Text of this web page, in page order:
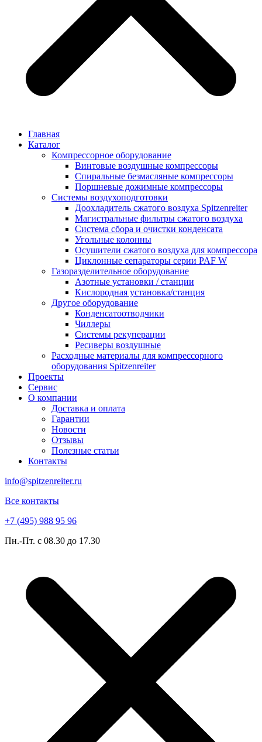
Главная
Каталог
Компрессорное оборудование
Винтовые воздушные компрессоры
Спиральные безмасляные компрессоры
Поршневые дожимные компрессоры
Системы воздухоподготовки
Доохладитель сжатого воздуха Spitzenreiter
Магистральные фильтры сжатого воздуха
Система сбора и очистки конденсата
Угольные колонны
Осушители сжатого воздуха для компрессора
Циклонные сепараторы серии PAF W
Газоразделительное оборудование
Азотные установки / станции
Кислородная установка/станция
Другое оборудование
Конденсатоотводчики
Чиллеры
Системы рекуперации
Ресиверы воздушные
Расходные материалы для компрессорного
оборудования Spitzenreiter
Проекты
Сервис
О компании
Доставка и оплата
Гарантии
Новости
Отзывы
Полезные статьи
Контакты
info@spitzenreiter.ru
Все контакты
+7 (495) 988 95 96
Пн.-Пт. с 08.30 до 17.30